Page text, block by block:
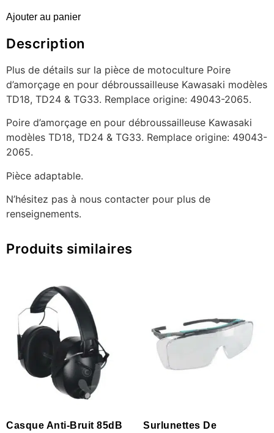
Ajouter au panier
Description
Plus de détails sur la pièce de motoculture Poire
d’amorçage en pour débroussailleuse Kawasaki modèles
TD18, TD24 & TG33. Remplace origine: 49043-2065.
Poire d’amorçage en pour débroussailleuse Kawasaki
modèles TD18, TD24 & TG33. Remplace origine: 49043-
2065.
Pièce adaptable.
N’hésitez pas à nous contacter pour plus de
renseignements.
Produits similaires
Casque Anti-Bruit 85dB
Surlunettes De